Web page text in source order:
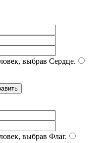
выбрав Сердце.
выбрав Флаг.